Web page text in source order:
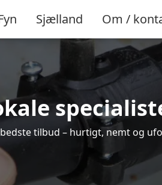
Sjælland Om /
tilbud – hurtigt, nemt og